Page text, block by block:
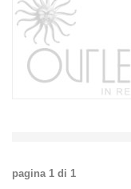
pagina 1 di 1